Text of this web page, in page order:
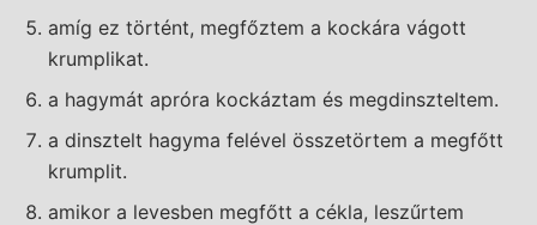
amíg ez történt, megfőztem a kockára vágott
krumplikat.
a hagymát apróra kockáztam és megdinszteltem.
a dinsztelt hagyma felével összetörtem a megfőtt
krumplit.
amikor a levesben megfőtt a cékla, leszűrtem